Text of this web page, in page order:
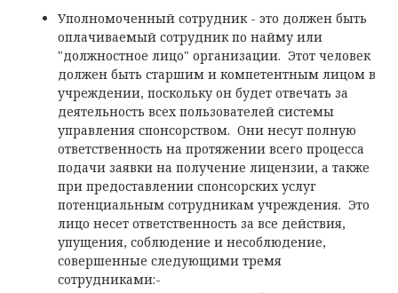
Уполномоченный сотрудник - это должен быть
оплачиваемый сотрудник по найму или
"должностное лицо" организации. Этот человек
должен быть старшим и компетентным лицом в
учреждении, поскольку он будет отвечать за
деятельность всех пользователей системы
управления спонсорством. Они несут полную
ответственность на протяжении всего процесса
подачи заявки на получение лицензии, а также
при предоставлении спонсорских услуг
потенциальным сотрудникам учреждения. Это
лицо несет ответственность за все действия,
упущения, соблюдение и несоблюдение,
совершенные следующими тремя
сотрудниками:-